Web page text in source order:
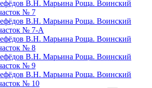
В.Н. Марьина Роща. Воинский
№ 7
В.Н. Марьина Роща. Воинский
№ 7-А
В.Н. Марьина Роща. Воинский
№ 8
В.Н. Марьина Роща. Воинский
№ 9
В.Н. Марьина Роща. Воинский
№ 10